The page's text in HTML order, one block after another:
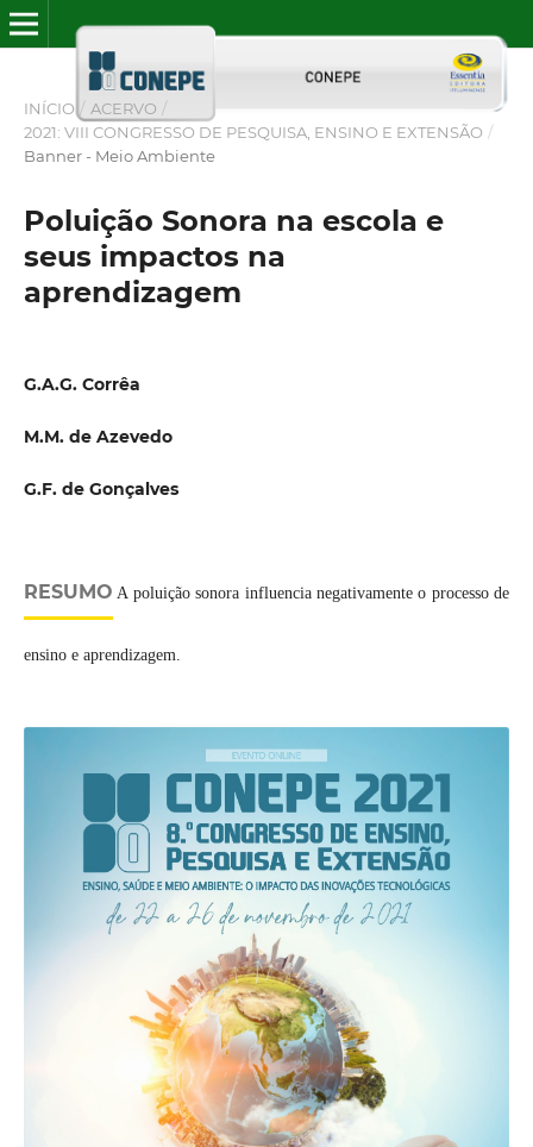
INÍCIO / ACERVO /
2021: VIII CONGRESSO DE PESQUISA, ENSINO E EXTENSÃO /
Banner - Meio Ambiente
Poluição Sonora na escola e
seus impactos na
aprendizagem
G.A.G. Corrêa
M.M. de Azevedo
G.F. de Gonçalves
RESUMO A poluição sonora influencia negativamente o processo de
ensino e aprendizagem.